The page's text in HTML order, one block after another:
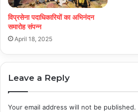
विप्रसेना पदाधिकारियों का अभिनंदन
समारोह संपन्न
April 18, 2025
Leave a Reply
Your email address will not be published.